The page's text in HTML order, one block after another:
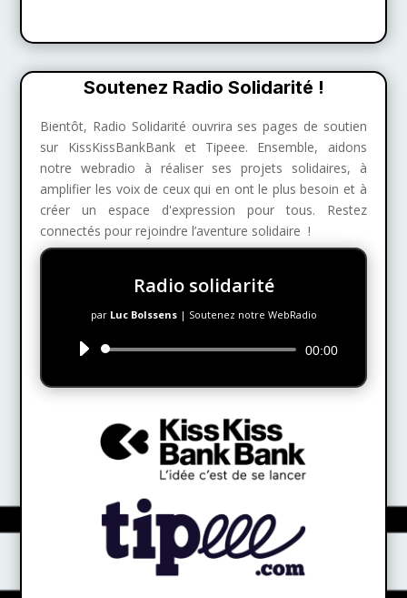
Soutenez Radio Solidarité !
Bientôt, Radio Solidarité ouvrira ses pages de soutien
sur KissKissBankBank et Tipeee. Ensemble, aidons
notre webradio à réaliser ses projets solidaires, à
amplifier les voix de ceux qui en ont le plus besoin et à
créer un espace d'expression pour tous. Restez
connectés pour rejoindre l’aventure solidaire !
Radio solidarité
par Luc Bolssens| Soutenez notre WebRadio
Lecteur
00:00